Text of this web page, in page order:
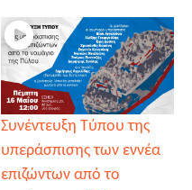
Συνέντευξη Τύπου της
υπεράσπισης των εννέα
επιζώντων από το